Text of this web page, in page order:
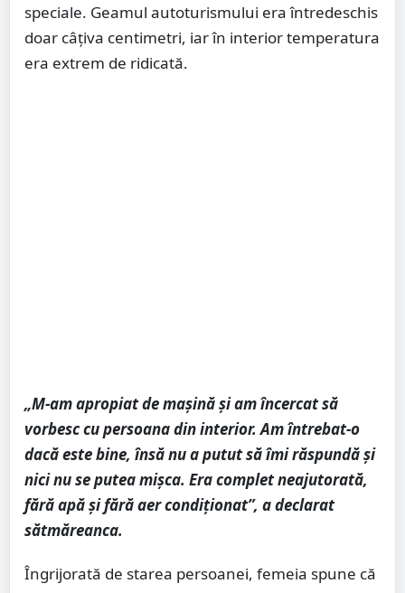
speciale. Geamul autoturismului era întredeschis
doar câțiva centimetri, iar în interior temperatura
era extrem de ridicată.
„M-am apropiat de mașină și am încercat să
vorbesc cu persoana din interior. Am întrebat-o
dacă este bine, însă nu a putut să îmi răspundă și
nici nu se putea mișca. Era complet neajutorată,
fără apă și fără aer condiționat”, a declarat
sătmăreanca.
Îngrijorată de starea persoanei, femeia spune că